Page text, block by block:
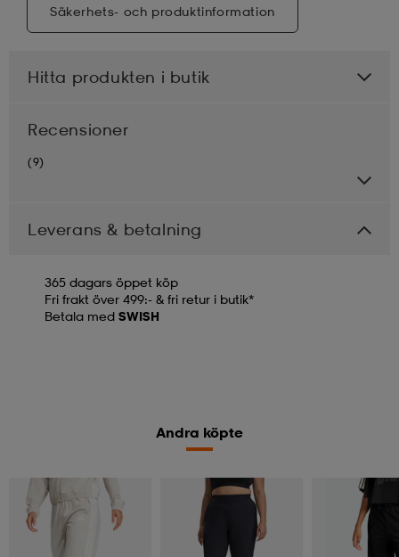
Säkerhets- och produktinformation
Hitta produkten i butik
Recensioner
(9)
Leverans & betalning
365 dagars öppet köp
Fri frakt över 499:- & fri retur i butik*
Betala med SWISH
Andra köpte